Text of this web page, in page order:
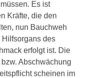
Es ist
Kräfte, die den
nun Bauchweh
des
erfolgt ist. Die
Abschwächung
scheinen im